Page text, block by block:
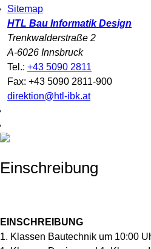
Sitemap
HTL Bau Informatik Design
Trenkwalderstraße 2
A-6026 Innsbruck
Tel.: +43 5090 2811
Fax: +43 5090 2811-900
direktion@htl-ibk.at
Einschreibung
EINSCHREIBUNG
1. Klassen Bautechnik um 10:00